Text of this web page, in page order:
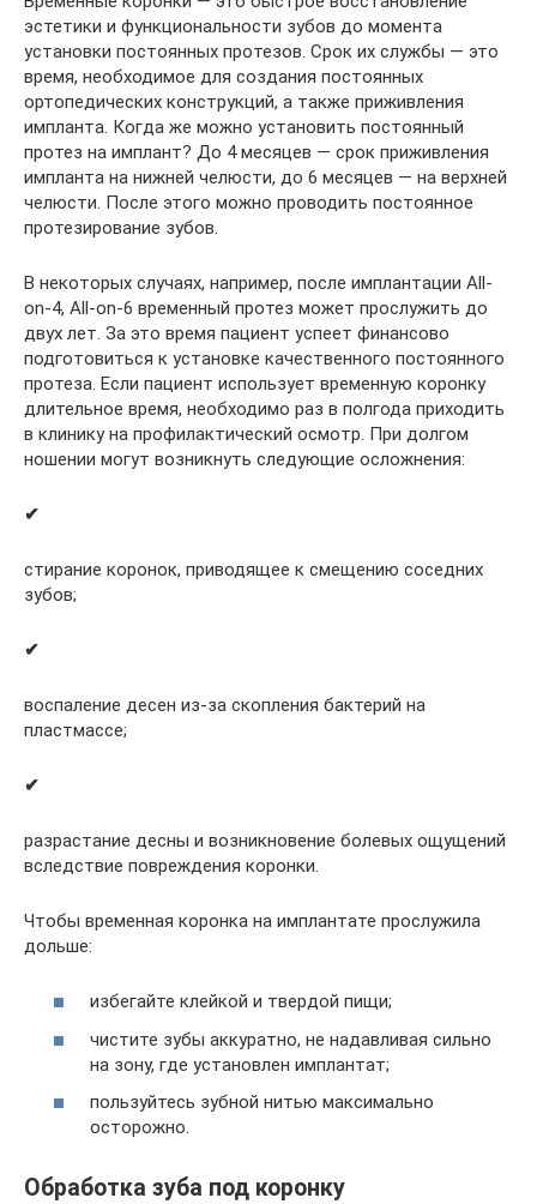
эстетики и функциональности зубов до момента
установки постоянных протезов. Срок их службы — это
время, необходимое для создания постоянных
ортопедических конструкций, а также приживления
импланта. Когда же можно установить постоянный
протез на имплант? До 4 месяцев — срок приживления
импланта на нижней челюсти, до 6 месяцев — на верхней
челюсти. После этого можно проводить постоянное
протезирование зубов.
В некоторых случаях, например, после имплантации All-
on-4, All-on-6 временный протез может прослужить до
двух лет. За это время пациент успеет финансово
подготовиться к установке качественного постоянного
протеза. Если пациент использует временную коронку
длительное время, необходимо раз в полгода приходить
в клинику на профилактический осмотр. При долгом
ношении могут возникнуть следующие осложнения:
✔
стирание коронок, приводящее к смещению соседних
зубов;
✔
воспаление десен из-за скопления бактерий на
пластмассе;
✔
разрастание десны и возникновение болевых ощущений
вследствие повреждения коронки.
Чтобы временная коронка на имплантате прослужила
дольше:
избегайте клейкой и твердой пищи;
чистите зубы аккуратно, не надавливая сильно
на зону, где установлен имплантат;
пользуйтесь зубной нитью максимально
осторожно.
Обработка зуба под коронку